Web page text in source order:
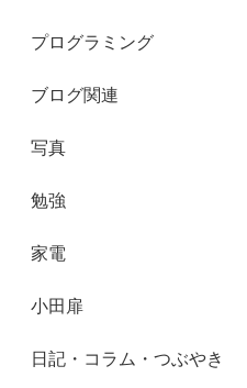
プログラミング
ブログ関連
写真
勉強
家電
小田扉
日記・コラム・つぶやき